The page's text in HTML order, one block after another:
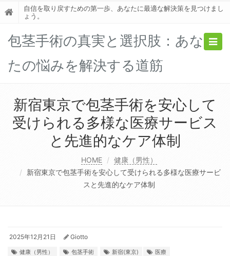
自信を取り戻すための第一歩、あなたに最適な解決策を見つけまし
ょう。
包茎手術の真実と選択肢：あな
たの悩みを解決する道筋
新宿東京で包茎手術を安心して
受けられる多様な医療サービス
と先進的なケア体制
HOME
健康（男性）
新宿東京で包茎手術を安心して受けられる多様な医療サービ
スと先進的なケア体制
2025年12月21日 Giotto
健康（男性） 包茎手術 新宿(東京) 医療